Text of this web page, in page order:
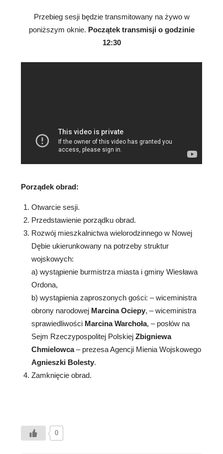
Przebieg sesji będzie transmitowany na żywo w
poniższym oknie. Początek transmisji o godzinie
12:30
Porządek obrad:
Otwarcie sesji.
Przedstawienie porządku obrad.
Rozwój mieszkalnictwa wielorodzinnego w Nowej
Dębie ukierunkowany na potrzeby struktur
wojskowych:
a) wystąpienie burmistrza miasta i gminy Wiesława
Ordona,
b) wystąpienia zaproszonych gości: – wiceministra
obrony narodowej Marcina Ociepy, – wiceministra
sprawiedliwości Marcina Warchoła, – posłów na
Sejm Rzeczypospolitej Polskiej Zbigniewa
Chmielowca– prezesa Agencji Mienia Wojskowego
Agnieszki Bolesty.
Zamknięcie obrad.
0